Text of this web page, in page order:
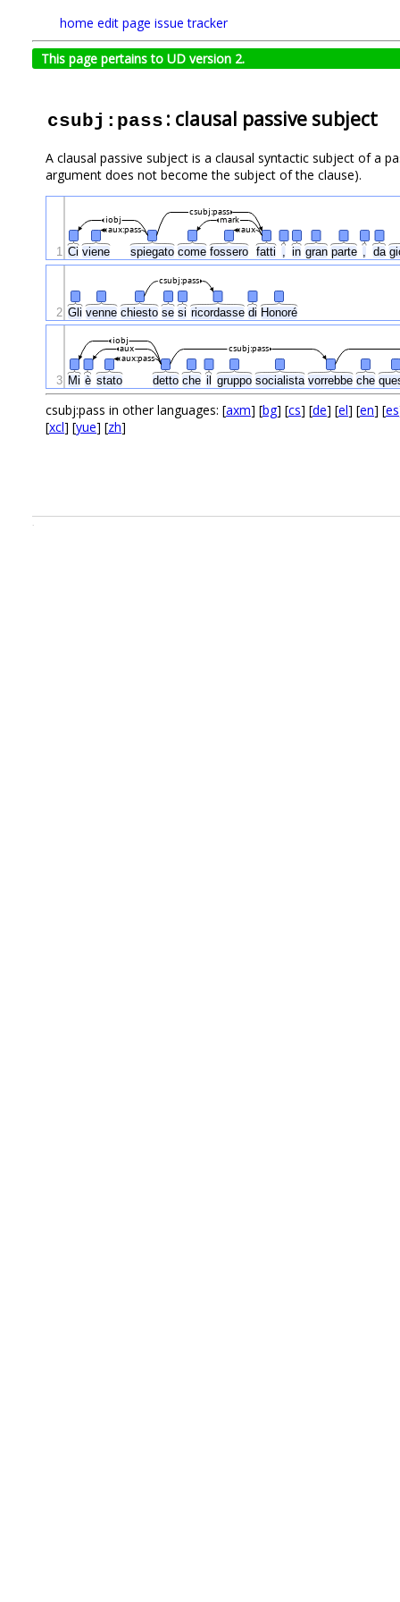
home edit page issue tracker
This page pertains to UD version 2.
csubj:pass : clausal passive subject
A clausal passive subject is a clausal syntactic subject of a
argument does not become the subject of the clause).
Ci viene spiegato come fossero fatti , in gran parte , da
aux
aux:pass
iobj mark
csubj:pass
1
Gli venne chiesto se si ricordasse di Honoré
csubj:pass
2
Mi è stato detto che il gruppo socialista vorrebbe che
aux:pass
aux
iobj
csubj:pass
3
csubj:pass in other languages: [axm] [bg] [cs] [de] [el] [en] [es
[xcl] [yue] [zh]
.